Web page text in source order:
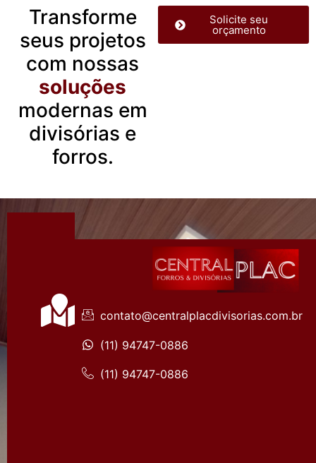
Transforme
seus projetos
com nossas
soluções
modernas em
divisórias e
forros.
Solicite seu
orçamento
Estela
Carapicuíba
- SP,
06395-040
contato@centralplacdivisorias.com.br
(11) 94747-0886
(11) 94747-0886